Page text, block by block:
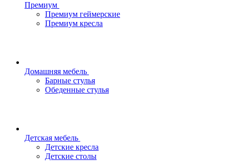
Премиум
Премиум геймерские
Премиум кресла
Домашняя мебель
Барные стулья
Обеденные стулья
Детская мебель
Детские кресла
Детские столы